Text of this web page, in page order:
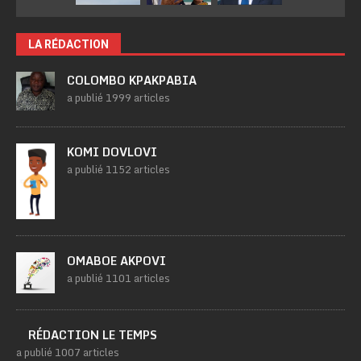
LA RÉDACTION
COLOMBO KPAKPABIA
a publié 1999 articles
KOMI DOVLOVI
a publié 1152 articles
OMABOE AKPOVI
a publié 1101 articles
RÉDACTION LE TEMPS
a publié 1007 articles